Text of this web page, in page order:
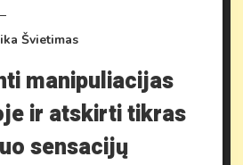
Švietimas
manipuliacijas
ir atskirti tikras
sensacijų